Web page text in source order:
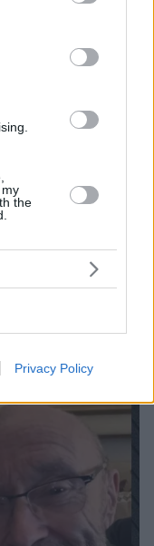
party tags to
in below Google
the
Privacy Policy
την οικογενειακή
Αγαπώ αυτή τη ζωή
με τον
τους